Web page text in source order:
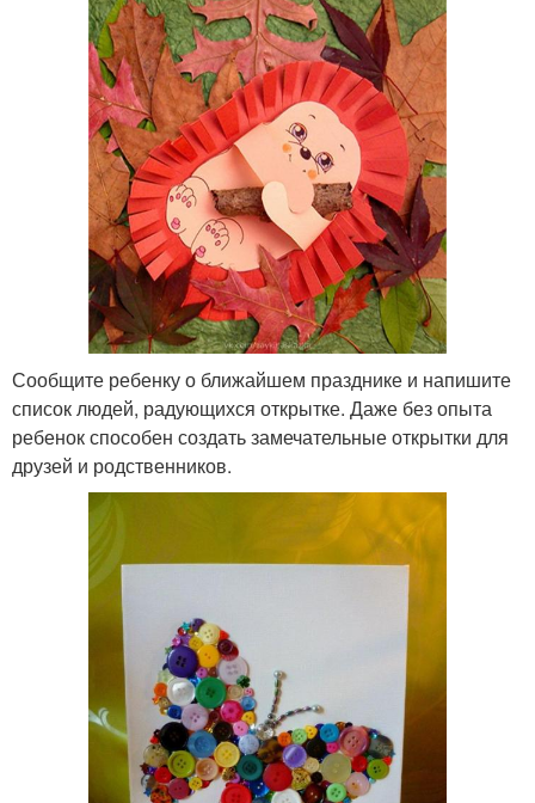
Сообщите ребенку о ближайшем празднике и напишите
список людей, радующихся открытке. Даже без опыта
ребенок способен создать замечательные открытки для
друзей и родственников.